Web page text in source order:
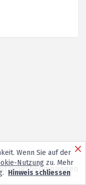
Wenn Sie auf der
Nutzungzu. Mehr
. Hinweis schliessen